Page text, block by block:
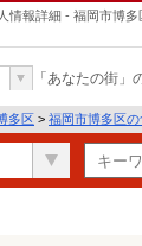
情報詳細 - 福岡市博多
「あなたの街」
多区 > 福岡市博多区